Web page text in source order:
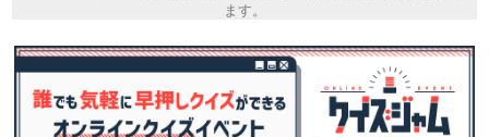
ます。